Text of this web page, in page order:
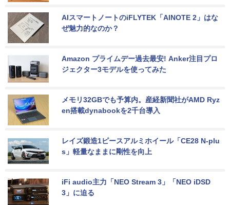
AIスマートノートのiFLYTEK「AINOTE 2」はな
ぜ魅力的なのか？
Amazon プライムデー過去最安! Anker注目プロ
ジェクター3モデルを使ってみた
メモリ32GBでも予算内。産経新聞社がAMD Ryz
en搭載dynabookを2千台導入
レイズ鍛造1ピースアルミホイール「CE28 N-plu
s」軽量なままに剛性を向上
iFi audio主力「NEO Stream 3」「NEO iDSD
3」に迫る